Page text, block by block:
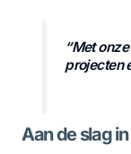
“Met
projecten
Aan de slag